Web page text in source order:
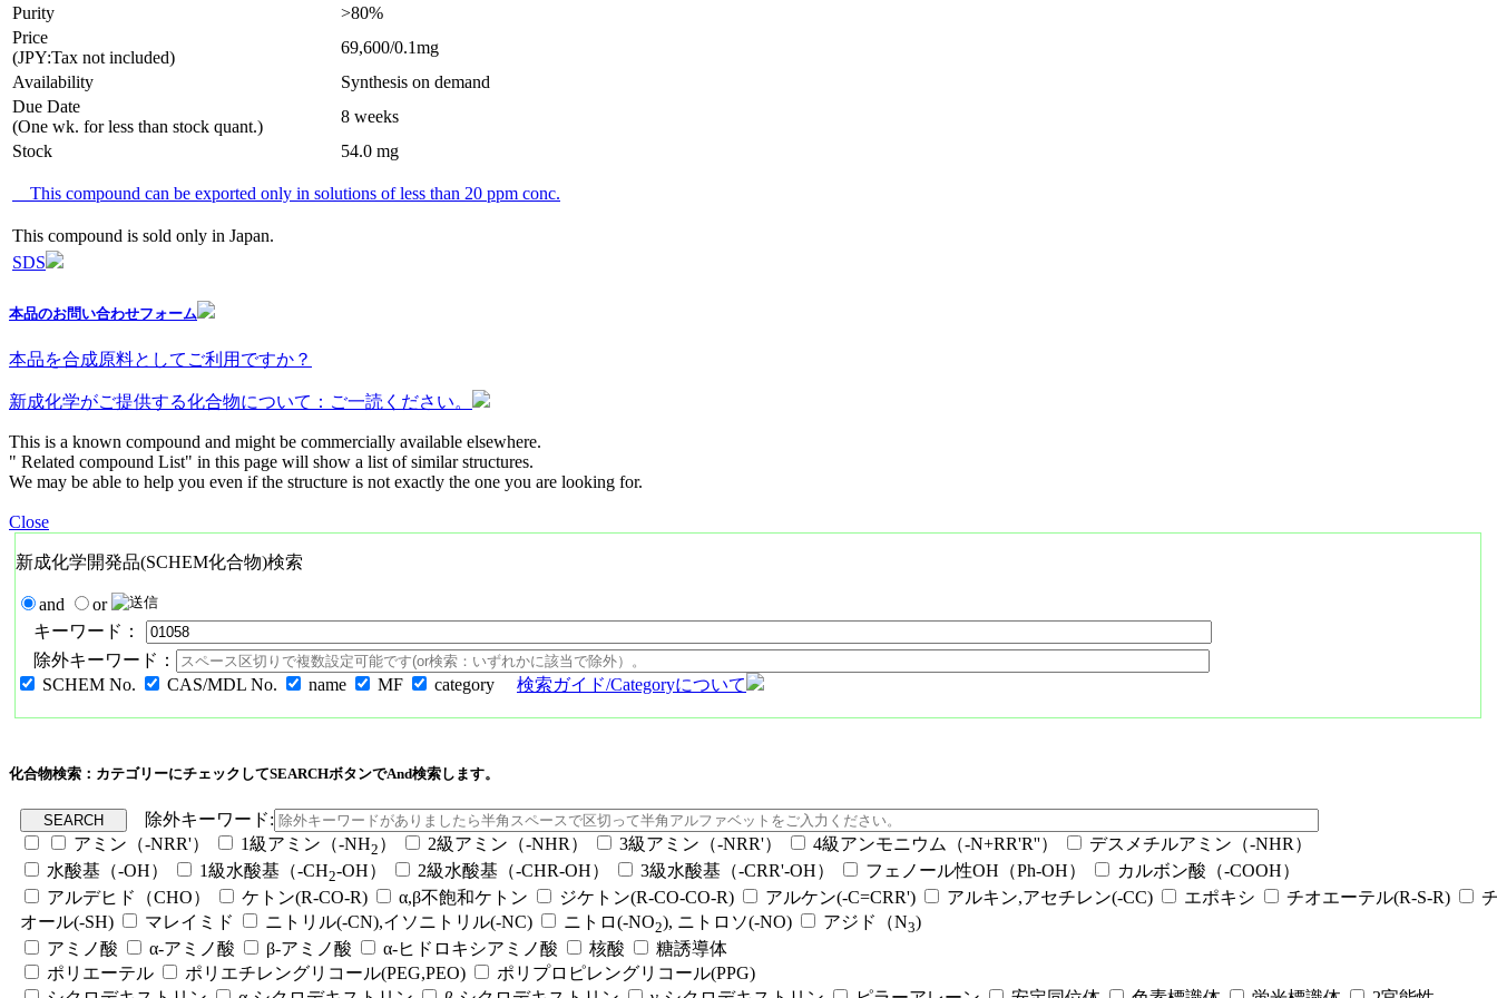
Purity
>80%
Price
(JPY:Tax not included)
69,600/0.1mg
Availability
Synthesis on demand
Due Date
(One wk. for less than stock quant.)
8 weeks
Stock
54.0 mg
This compound can be exported only in solutions of less than 20 ppm conc.
This compound is sold only in Japan.
SDS
本品のお問い合わせフォーム
本品を合成原料としてご利用ですか？
新成化学がご提供する化合物について：ご一読ください。
This is a known compound and might be commercially available elsewhere.
" Related compound List" in this page will show a list of similar structures.
We may be able to help you even if the structure is not exactly the one you are looking for.
Close
新成化学開発品(SCHEM化合物)検索
and
or
キーワード：
除外キーワード：
SCHEM No.
CAS/MDL No. name MF category 検索ガイド/Categoryについて
化合物検索：カテゴリーにチェックしてSEARCHボタンでAnd検索します。
除外キーワード:
アミン（-NRR'）
1級アミン（-NH2 ） 2級アミン（-NHR） 3級アミン（-NRR'） 4級アンモニウム（-N+RR'R''）
デスメチルアミン（-NHR）
水酸基（-OH）
1級水酸基（-CH2-OH） 2級水酸基（-CHR-OH） 3級水酸基（-CRR'-OH） フェノール性OH（Ph-OH）
カルボン酸（-COOH）
アルデヒド（CHO）
ケトン(R-CO-R) α,β不飽和ケトン ジケトン(R-CO-CO-R) アルケン(-C=CRR') アルキン,アセチレン(-CC) エポキシ チオエーテル(R-S-R)
オール(-SH)
マレイミド ニトリル(-CN),イソニトリル(-NC) ニトロ(-NO2), ニトロソ(-NO) アジド（N3)
アミノ酸
α-アミノ酸 β-アミノ酸 α-ヒドロキシアミノ酸 核酸
糖誘導体
ポリエーテル
ポリエチレングリコール(PEG,PEO)
ポリプロピレングリコール(PPG)